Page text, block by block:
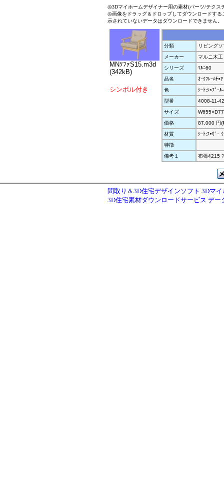
◎3Dマイホームデザイナー用の素材(パーツ/テクス
◎画像をドラッグ＆ドロップしてダウンロードす
示されていないデータはダウンロードできません。
MNｿﾌｧS15.m3d
(342kB)
シンボル付き
分類
リビング
メーカー
マルニ木工
シリーズ
ﾏﾙﾆ60
品名
ｵｰｸﾌﾚｰﾑﾁｪ
色
ｼｰﾄ:ｼｭﾌﾟｰﾙ
型番
4008-11-
サイズ
価格
87,000 円(
材質
ｼｰﾄ:ﾌｪｻﾞｰ
特徴
備考１
布張4215
間取り＆3D住宅デザインソフト 3Dマ
3D住宅素材ダウンロードサービス デー